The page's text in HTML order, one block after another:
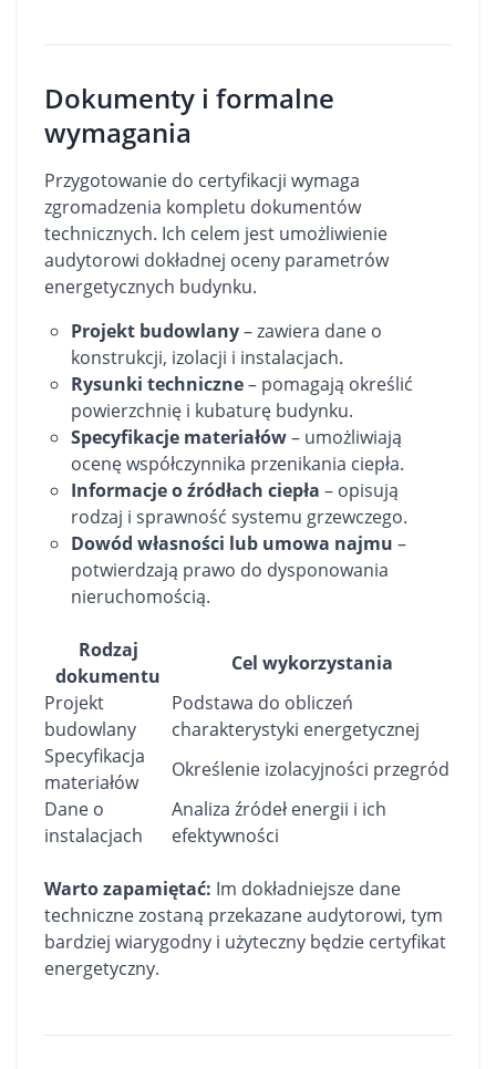
Dokumenty i formalne
wymagania
Przygotowanie do certyfikacji wymaga
zgromadzenia kompletu dokumentów
technicznych. Ich celem jest umożliwienie
audytorowi dokładnej oceny parametrów
energetycznych budynku.
Projekt budowlany– zawiera dane o
konstrukcji, izolacji i instalacjach.
Rysunki techniczne– pomagają określić
powierzchnię i kubaturę budynku.
Specyfikacje materiałów– umożliwiają
ocenę współczynnika przenikania ciepła.
Informacje o źródłach ciepła – opisują
rodzaj i sprawność systemu grzewczego.
Dowód własności lub umowa najmu –
potwierdzają prawo do dysponowania
nieruchomością.
Rodzaj
dokumentu
Cel wykorzystania
Projekt
budowlany
Podstawa do obliczeń
charakterystyki energetycznej
Specyfikacja
materiałów
Określenie izolacyjności przegród
Dane o
instalacjach
Analiza źródeł energii i ich
efektywności
Warto zapamiętać: Im dokładniejsze dane
techniczne zostaną przekazane audytorowi, tym
bardziej wiarygodny i użyteczny będzie certyfikat
energetyczny.